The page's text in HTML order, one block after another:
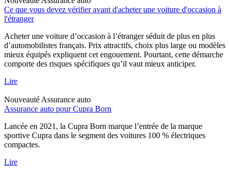
Ce que vous devez vérifier avant d'acheter une voiture d'occasion à
l'étranger
Acheter une voiture d’occasion à l’étranger séduit de plus en plus
d’automobilistes français. Prix attractifs, choix plus large ou modèles
mieux équipés expliquent cet engouement. Pourtant, cette démarche
comporte des risques spécifiques qu’il vaut mieux anticiper.
Lire
Nouveauté Assurance auto
Assurance auto pour Cupra Born
Lancée en 2021, la Cupra Born marque l’entrée de la marque
sportive Cupra dans le segment des voitures 100 % électriques
compactes.
Lire